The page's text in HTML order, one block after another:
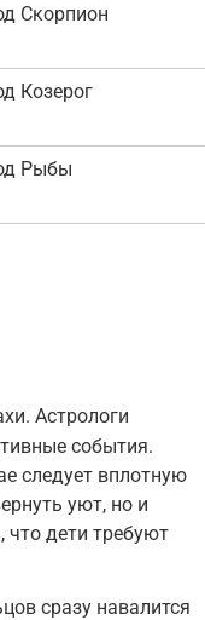
Скорпион
Козерог
Рыбы
Астрологи
события.
следует вплотную
уют, но и
дети требуют
сразу навалится